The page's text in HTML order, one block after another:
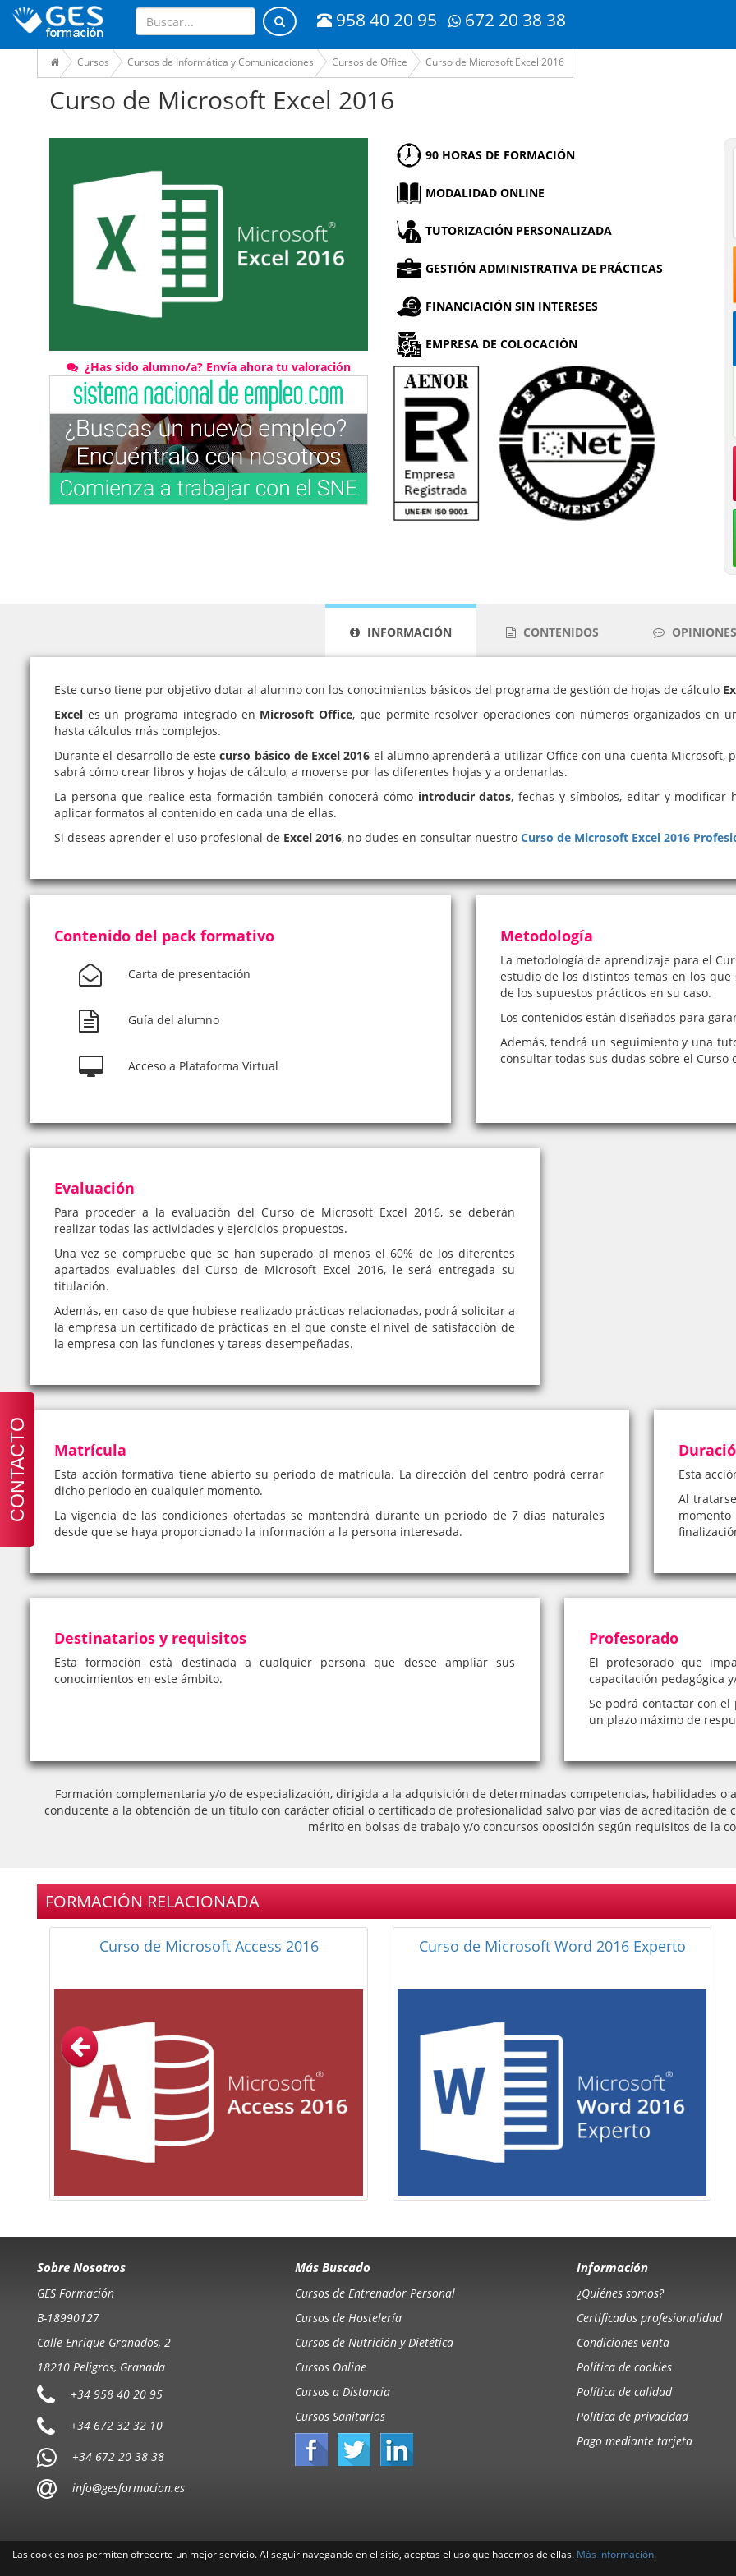
958 40 20 95 672 20 38 38
Cursos Cursos de Informática y Comunicaciones Cursos de Office Curso de Microsoft Excel 2016
Curso de Microsoft Excel 2016
¿Has sido alumno/a? Envía ahora tu valoración
90 HORAS DE FORMACIÓN
MODALIDAD ONLINE
TUTORIZACIÓN PERSONALIZADA
GESTIÓN ADMINISTRATIVA DE PRÁCTICAS
FINANCIACIÓN SIN INTERESES
EMPRESA DE COLOCACIÓN
INFORMACIÓN CONTENIDOS
Este curso tiene por objetivo dotar al alumno con los conocimientos básicos del programa de gestión de hojas de cálculo
Excel es un programa integrado en Microsoft Office, que permite resolver operaciones con números organizados en
hasta cálculos más complejos.
Durante el desarrollo de estecurso básico de Excel 2016 el alumno aprenderá a utilizar Office con una cuenta Microsoft,
sabrá cómo crear libros y hojas de cálculo, a moverse por las diferentes hojas y a ordenarlas.
La persona que realice esta formación también conocerá cómo introducir datos, fechas y símbolos, editar y modificar
aplicar formatos al contenido en cada una de ellas.
Si deseas aprender el uso profesional de Excel 2016, no dudes en consultar nuestro Curso de Microsoft Excel 2016
Contenido del pack formativo
Carta de presentación
Guía del alumno
Acceso a Plataforma Virtual
Metodología
La metodología de aprendizaje para el
estudio de los distintos temas en los
de los supuestos prácticos en su caso.
Los contenidos están diseñados para
Además, tendrá un seguimiento y una
consultar todas sus dudas sobre el Curso
Evaluación
Para proceder a la evaluación del Curso de Microsoft Excel 2016, se deberán
realizar todas las actividades y ejercicios propuestos.
Una vez se compruebe que se han superado al menos el 60% de los diferentes
apartados evaluables del Curso de Microsoft Excel 2016, le será entregada su
titulación.
Además, en caso de que hubiese realizado prácticas relacionadas, podrá solicitar a
la empresa un certificado de prácticas en el que conste el nivel de satisfacción de
la empresa con las funciones y tareas desempeñadas.
Matrícula
Esta acción formativa tiene abierto su periodo de matrícula. La dirección del centro podrá cerrar
dicho periodo en cualquier momento.
La vigencia de las condiciones ofertadas se mantendrá durante un periodo de 7 días naturales
desde que se haya proporcionado la información a la persona interesada.
Esta
Al
Destinatarios y requisitos
Esta formación está destinada a cualquier persona que desee ampliar sus
conocimientos en este ámbito.
Profesorado
El profesorado que
capacitación pedagógica
Se podrá contactar con
un plazo máximo de
Formación complementaria y/o de especialización, dirigida a la adquisición de determinadas competencias, habilidades
conducente a la obtención de un título con carácter oficial o certificado de profesionalidad salvo por vías de acreditación
mérito en bolsas de trabajo y/o concursos oposición según requisitos de la
FORMACIÓN RELACIONADA
Curso de Microsoft Excel 2010 Experto Curso de Microsoft Word 2016
Sobre Nosotros
GES Formación
B-18990127
Calle Enrique Granados, 2
18210 Peligros, Granada
+34 958 40 20 95
+34 672 32 32 10
+34 672 20 38 38
info@gesformacion.es
Más Buscado
Cursos de Entrenador Personal
Cursos de Hostelería
Cursos de Nutrición y Dietética
Cursos Online
Cursos a Distancia
Cursos Sanitarios
Información
¿Quiénes somos?
Certificados profesionalidad
Condiciones venta
Política de cookies
Política de calidad
Política de privacidad
Pago mediante tarjeta
CONTACTO
Las cookies nos permiten ofrecerte un mejor servicio. Al seguir navegando en el sitio, aceptas el uso que hacemos de ellas. Más información.